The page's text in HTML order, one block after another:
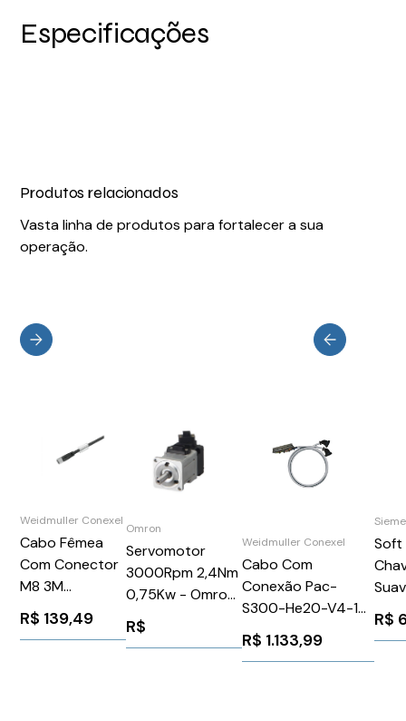
Especificações
Produtos relacionados
Vasta linha de produtos para fortalecer a sua
operação.
Weidmuller Conexel
Cabo Fêmea
Com Conector
M8 3M
SAILM8BG43.0U
Weidmuller
R$ 139,49
Omron
Servomotor
3000Rpm 2,4Nm
0,75Kw - Omron
R88MK75030HS2
R$
Weidmuller Conexel
Cabo Com
Conexão Pac-
S300-He20-V4-1M
PACS300HE20V41M
Weidmuller Conexel
R$ 1.133,99
R$